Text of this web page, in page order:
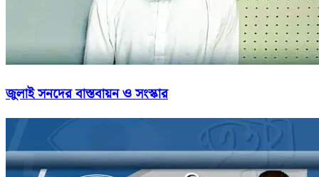
জুলাই সনদের বাস্তবায়ন ও সংস্কার